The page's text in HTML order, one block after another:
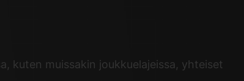
kuten muissakin joukkuelajeissa, yhteiset